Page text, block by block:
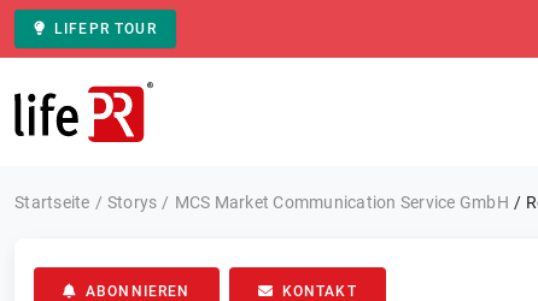
LIFEPR TOUR
Zur Startseite
Startseite Storys MCS Market Communication Service GmbH
ABONNIEREN KONTAKT